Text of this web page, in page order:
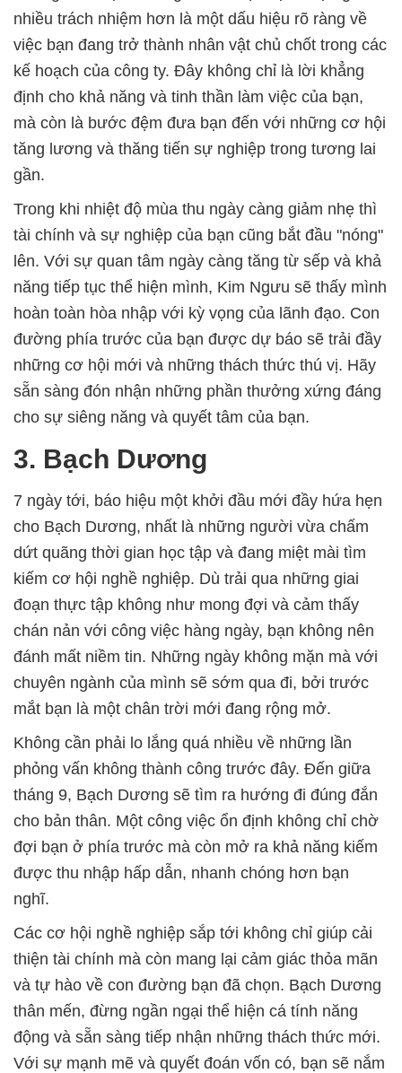
nhiều trách nhiệm hơn là một dấu hiệu rõ ràng về
việc bạn đang trở thành nhân vật chủ chốt trong các
kế hoạch của công ty. Đây không chỉ là lời khẳng
định cho khả năng và tinh thần làm việc của bạn,
mà còn là bước đệm đưa bạn đến với những cơ hội
tăng lương và thăng tiến sự nghiệp trong tương lai
gần.
Trong khi nhiệt độ mùa thu ngày càng giảm nhẹ thì
tài chính và sự nghiệp của bạn cũng bắt đầu "nóng"
lên. Với sự quan tâm ngày càng tăng từ sếp và khả
năng tiếp tục thể hiện mình, Kim Ngưu sẽ thấy mình
hoàn toàn hòa nhập với kỳ vọng của lãnh đạo. Con
đường phía trước của bạn được dự báo sẽ trải đầy
những cơ hội mới và những thách thức thú vị. Hãy
sẵn sàng đón nhận những phần thưởng xứng đáng
cho sự siêng năng và quyết tâm của bạn.
3. Bạch Dương
7 ngày tới, báo hiệu một khởi đầu mới đầy hứa hẹn
cho Bạch Dương, nhất là những người vừa chấm
dứt quãng thời gian học tập và đang miệt mài tìm
kiếm cơ hội nghề nghiệp. Dù trải qua những giai
đoạn thực tập không như mong đợi và cảm thấy
chán nản với công việc hàng ngày, bạn không nên
đánh mất niềm tin. Những ngày không mặn mà với
chuyên ngành của mình sẽ sớm qua đi, bởi trước
mắt bạn là một chân trời mới đang rộng mở.
Không cần phải lo lắng quá nhiều về những lần
phỏng vấn không thành công trước đây. Đến giữa
tháng 9, Bạch Dương sẽ tìm ra hướng đi đúng đắn
cho bản thân. Một công việc ổn định không chỉ chờ
đợi bạn ở phía trước mà còn mở ra khả năng kiếm
được thu nhập hấp dẫn, nhanh chóng hơn bạn
nghĩ.
Các cơ hội nghề nghiệp sắp tới không chỉ giúp cải
thiện tài chính mà còn mang lại cảm giác thỏa mãn
và tự hào về con đường bạn đã chọn. Bạch Dương
thân mến, đừng ngần ngại thể hiện cá tính năng
động và sẵn sàng tiếp nhận những thách thức mới.
Với sự mạnh mẽ và quyết đoán vốn có, bạn sẽ nắm